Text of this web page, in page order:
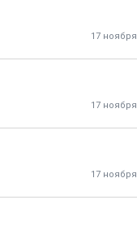
17 ноября
17 ноября
17 ноября